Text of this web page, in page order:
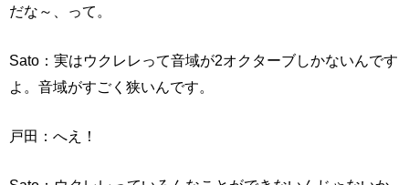
だな～、って。
Sato：実はウクレレって音域が2オクターブしかないんです
よ。音域がすごく狭いんです。
戸田：へえ！